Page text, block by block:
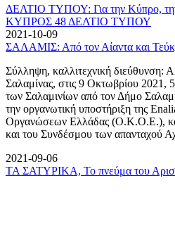
ΔΕΛΤΙΟ ΤΥΠΟΥ: Για την Κύπρο, την
ΚΥΠΡΟΣ 48 ΔΕΛΤΙΟ ΤΥΠΟΥ
2021-10-09
ΣΑΛΑΜΙΣ: Από τον Αίαντα και
Σύλληψη, καλλιτεχνική
Σαλαμίνας, στις 9 Οκτωβρίου 2021,
των Σαλαμινίων από τον Δήμο
την οργανωτική υποστήριξη της
Οργανώσεων Ελλάδας (Ο.Κ.Ο.Ε.),
και του Συνδέσμου των απανταχού
2021-09-06
ΤΑ ΣΑΤΥΡΙΚΑ, Το πνεύμα του